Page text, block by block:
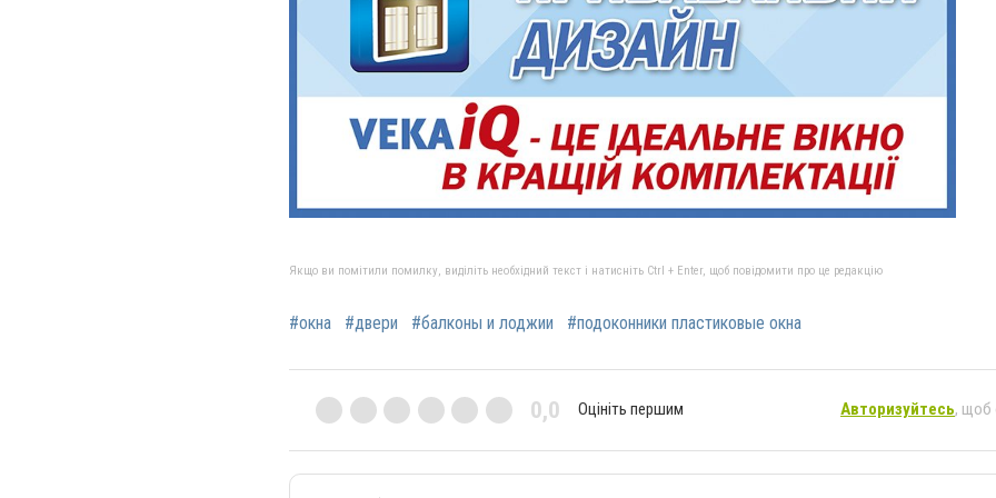
Якщо ви помітили помилку, виділіть необхідний текст і натисніть Ctrl + Enter, щоб повідомити про це редакцію
#окна #двери #балконы и лоджии #подоконники пластиковые окна
0,0 Оцініть першим Авторизуйтесь, щоб